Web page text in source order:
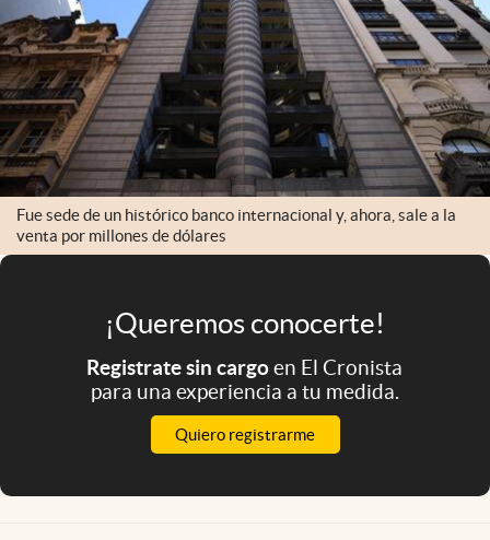
Eventos Corporativos
El Cronista Studio
Mediakit
abre en nueva pestaña
Argentina
Fue sede de un histórico banco internacional y, ahora, sale a la
venta por millones de dólares
¡Queremos conocerte!
Registrate sin cargoen El Cronista
para una experiencia a tu medida.
Quiero registrarme